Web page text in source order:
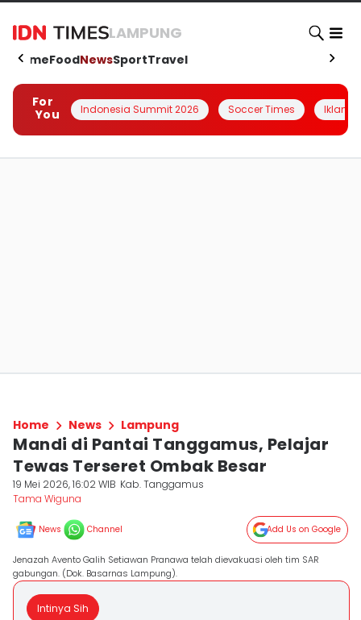
LAMPUNG
HomeFoodNewsSportTravel
For
You
Indonesia Summit 2026 Soccer Times Iklanin
Home News Lampung
Mandi di Pantai Tanggamus, Pelajar
Tewas Terseret Ombak Besar
19 Mei 2026, 16:02 WIB Kab. Tanggamus
Tama Wiguna
News Channel Add Us on Google
Jenazah Avento Galih Setiawan Pranawa telah dievakuasi oleh tim SAR
gabungan. (Dok. Basarnas Lampung).
Intinya Sih